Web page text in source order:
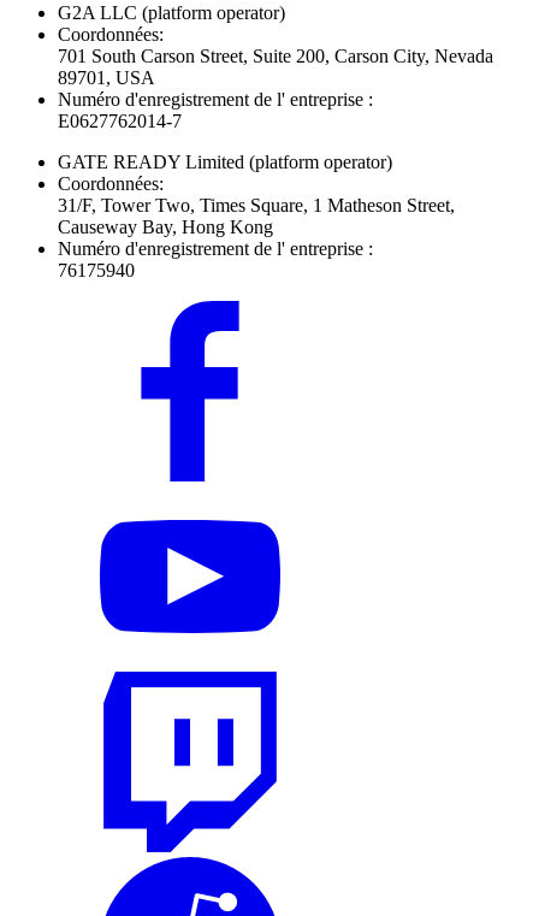
G2A LLC (platform operator)
Coordonnées:
701 South Carson Street, Suite 200, Carson City, Nevada
89701, USA
Numéro d'enregistrement de l' entreprise :
E0627762014-7
GATE READY Limited (platform operator)
Coordonnées:
31/F, Tower Two, Times Square, 1 Matheson Street,
Causeway Bay, Hong Kong
Numéro d'enregistrement de l' entreprise :
76175940